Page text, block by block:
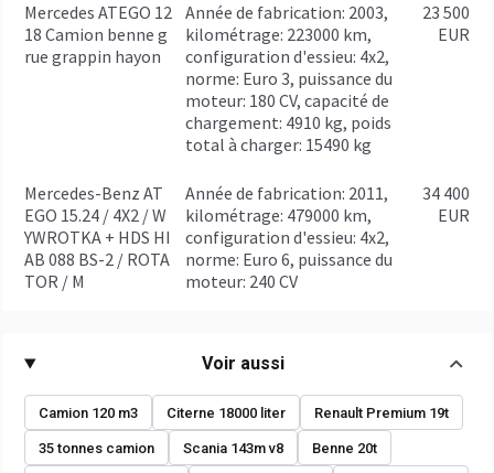
Mercedes ATEGO 12
18 Camion benne g
rue grappin hayon
année de fabrication: 2003,
kilométrage: 223000 km,
configuration d'essieu: 4x2,
norme: Euro 3, puissance du
moteur: 180 CV, capacité de
chargement: 4910 kg, poids
total à charger: 15490 kg
23 500
EUR
Mercedes-Benz AT
EGO 15.24 / 4X2 / W
YWROTKA + HDS HI
AB 088 BS-2 / ROTA
TOR / M
année de fabrication: 2011,
kilométrage: 479000 km,
configuration d'essieu: 4x2,
norme: Euro 6, puissance du
moteur: 240 CV
34 400
EUR
Voir aussi
Camion 120 m3 Citerne 18000 liter Renault Premium 19t
35 tonnes camion Scania 143m v8 Benne 20t